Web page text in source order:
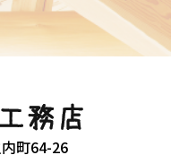
町64-26